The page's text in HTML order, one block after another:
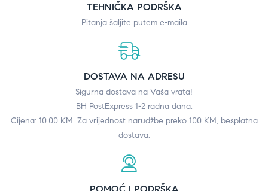
TEHNIČKA PODRŠKA
Pitanja šaljite putem e-maila
DOSTAVA NA ADRESU
Sigurna dostava na Vaša vrata!
BH PostExpress 1-2 radna dana.
Cijena: 10.00 KM. Za vrijednost narudžbe preko 100 KM, besplatna
dostava.